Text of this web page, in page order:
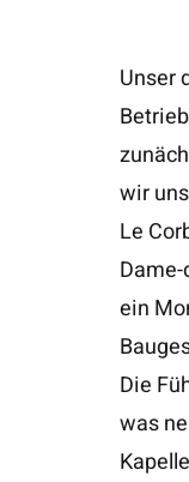
Unser
wir
Le
ein
Die
was